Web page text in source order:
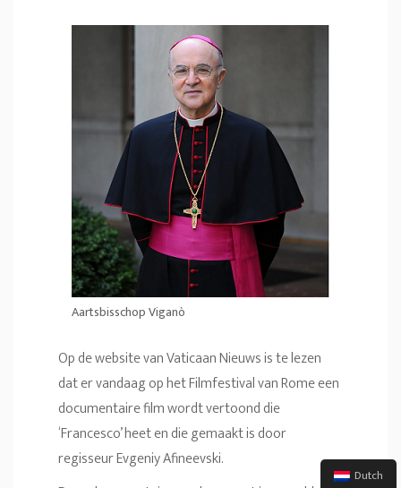
Aartsbisschop Viganò
Op de website van Vaticaan Nieuws is te lezen
dat er vandaag op het Filmfestival van Rome een
documentaire film wordt vertoond die
‘Francesco’ heet en die gemaakt is door
regisseur Evgeniy Afineevski.
Dutch